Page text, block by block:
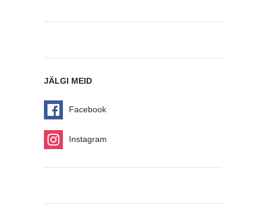
JÄLGI MEID
Facebook
Instagram